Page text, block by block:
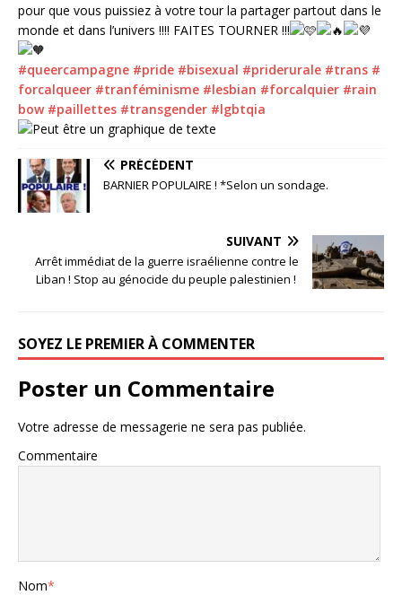
pour que vous puissiez à votre tour la partager partout dans le
monde et dans l’univers !!!! FAITES TOURNER !!!
#queercampagne #pride #bisexual #priderurale #trans #
forcalqueer #tranféminisme #lesbian #forcalquier #rain
bow #paillettes #transgender #lgbtqia
PRÉCÉDENT
BARNIER POPULAIRE ! *Selon un sondage.
SUIVANT
Arrêt immédiat de la guerre israélienne contre le
Liban ! Stop au génocide du peuple palestinien !
SOYEZ LE PREMIER À COMMENTER
Poster un Commentaire
Votre adresse de messagerie ne sera pas publiée.
Commentaire
Nom*